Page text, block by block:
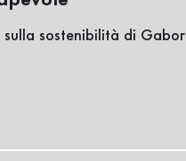
sostenibilità di Gabor